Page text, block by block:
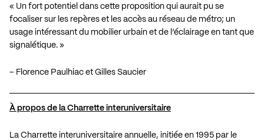
« Un fort potentiel dans cette proposition qui aurait pu se
focaliser sur les repères et les accès au réseau de métro; un
usage intéressant du mobilier urbain et de l’éclairage en tant que
signalétique. »
– Florence Paulhiac et Gilles Saucier
À propos de la Charrette interuniversitaire
La Charrette interuniversitaire annuelle, initiée en 1995 par le